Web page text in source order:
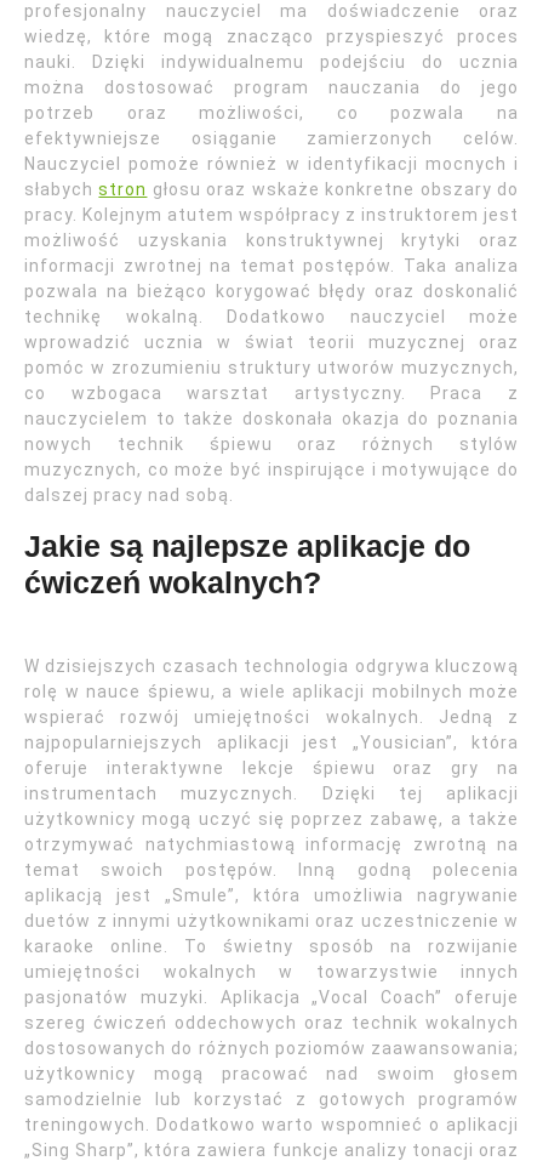
profesjonalny nauczyciel ma doświadczenie oraz
wiedzę, które mogą znacząco przyspieszyć proces
nauki. Dzięki indywidualnemu podejściu do ucznia
można dostosować program nauczania do jego
potrzeb oraz możliwości, co pozwala na
efektywniejsze osiąganie zamierzonych celów.
Nauczyciel pomoże również w identyfikacji mocnych i
słabychstron głosu oraz wskaże konkretne obszary do
pracy. Kolejnym atutem współpracy z instruktorem jest
możliwość uzyskania konstruktywnej krytyki oraz
informacji zwrotnej na temat postępów. Taka analiza
pozwala na bieżąco korygować błędy oraz doskonalić
technikę wokalną. Dodatkowo nauczyciel może
wprowadzić ucznia w świat teorii muzycznej oraz
pomóc w zrozumieniu struktury utworów muzycznych,
co wzbogaca warsztat artystyczny. Praca z
nauczycielem to także doskonała okazja do poznania
nowych technik śpiewu oraz różnych stylów
muzycznych, co może być inspirujące i motywujące do
dalszej pracy nad sobą.
Jakie są najlepsze aplikacje do
ćwiczeń wokalnych?
W dzisiejszych czasach technologia odgrywa kluczową
rolę w nauce śpiewu, a wiele aplikacji mobilnych może
wspierać rozwój umiejętności wokalnych. Jedną z
najpopularniejszych aplikacji jest „Yousician”, która
oferuje interaktywne lekcje śpiewu oraz gry na
instrumentach muzycznych. Dzięki tej aplikacji
użytkownicy mogą uczyć się poprzez zabawę, a także
otrzymywać natychmiastową informację zwrotną na
temat swoich postępów. Inną godną polecenia
aplikacją jest „Smule”, która umożliwia nagrywanie
duetów z innymi użytkownikami oraz uczestniczenie w
karaoke online. To świetny sposób na rozwijanie
umiejętności wokalnych w towarzystwie innych
pasjonatów muzyki. Aplikacja „Vocal Coach” oferuje
szereg ćwiczeń oddechowych oraz technik wokalnych
dostosowanych do różnych poziomów zaawansowania;
użytkownicy mogą pracować nad swoim głosem
samodzielnie lub korzystać z gotowych programów
treningowych. Dodatkowo warto wspomnieć o aplikacji
„Sing Sharp”, która zawiera funkcje analizy tonacji oraz